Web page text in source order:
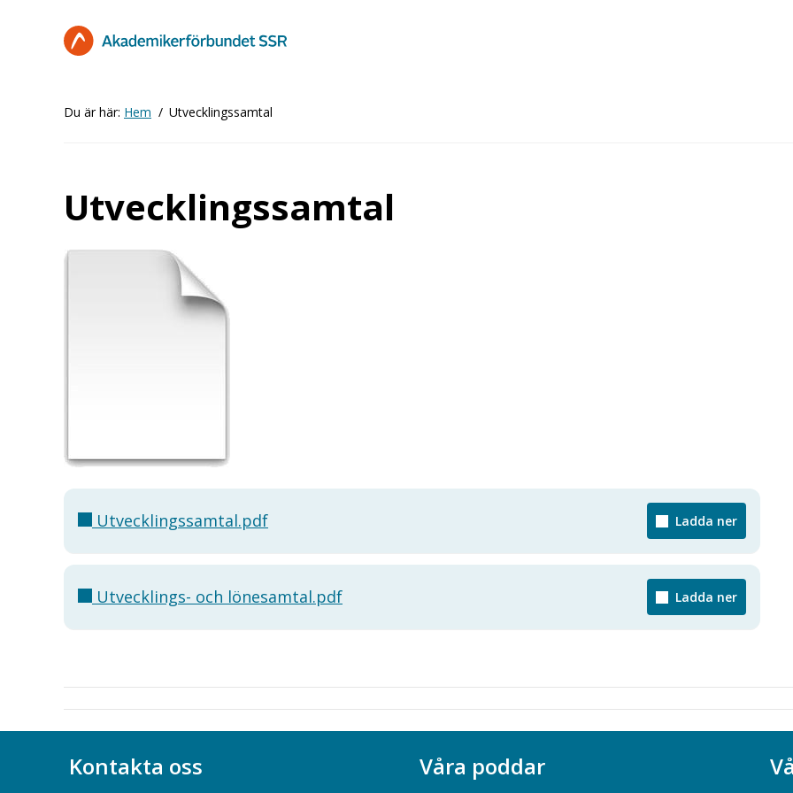
Du är här: Hem Utvecklingssamtal
Utvecklingssamtal
Utvecklingssamtal.pdf Ladda ner
Utvecklings- och lönesamtal.pdf Ladda ner
Kontakta oss Våra poddar